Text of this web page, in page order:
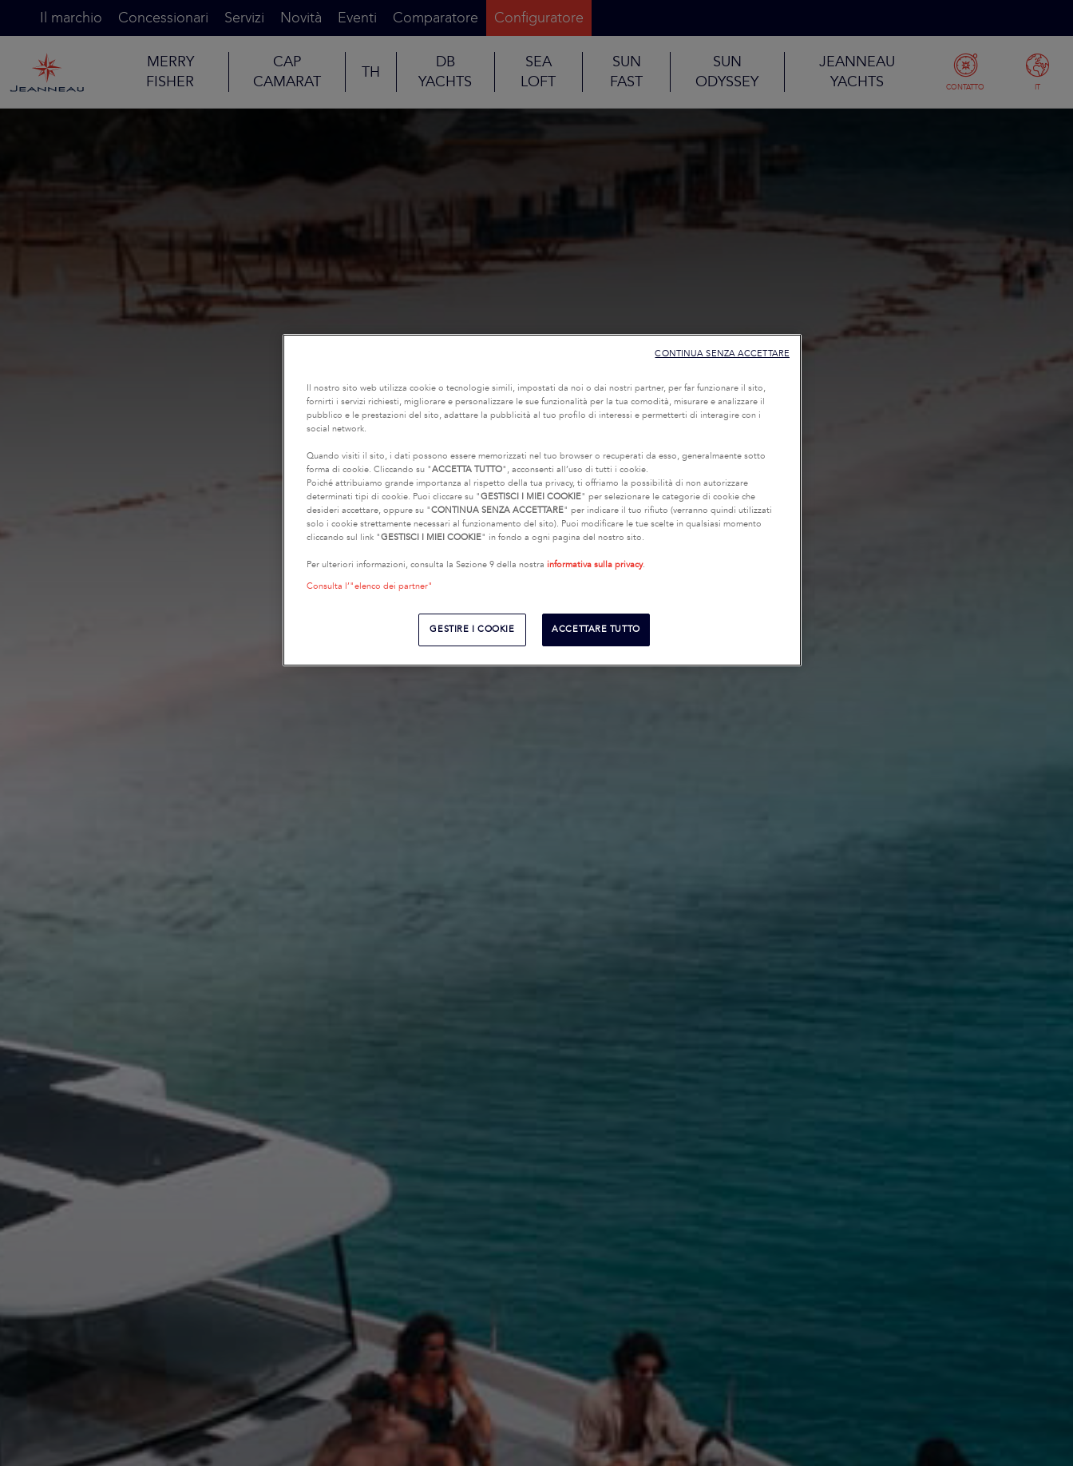
Il marchio Concessionari Servizi Novità Eventi Comparatore Configuratore
MERRY
FISHER
CAP
CAMARAT
TH
DB
YACHTS
SEA
LOFT
SUN
FAST
SUN
ODYSSEY
JEANNEAU
YACHTS
CONTATTO IT
Il nostro sito web utilizza cookie o tecnologie simili, impostati da noi o dai nostri partner, per far funzionare il sito,
fornirti i servizi richiesti, migliorare e personalizzare le sue funzionalità per la tua comodità, misurare e analizzare il
pubblico e le prestazioni del sito, adattare la pubblicità al tuo profilo di interessi e permetterti di interagire con i
social network.
Quando visiti il sito, i dati possono essere memorizzati nel tuo browser o recuperati da esso, generalmaente sotto
forma di cookie. Cliccando su "ACCETTA TUTTO", acconsenti all’uso di tutti i cookie.
Poiché attribuiamo grande importanza al rispetto della tua privacy, ti offriamo la possibilità di non autorizzare
determinati tipi di cookie. Puoi cliccare su "GESTISCI I MIEI COOKIE" per selezionare le categorie di cookie che
desideri accettare, oppure su "CONTINUA SENZA ACCETTARE" per indicare il tuo rifiuto (verranno quindi utilizzati
solo i cookie strettamente necessari al funzionamento del sito). Puoi modificare le tue scelte in qualsiasi momento
cliccando sul link "GESTISCI I MIEI COOKIE" in fondo a ogni pagina del nostro sito.
Per ulteriori informazioni, consulta la Sezione 9 della nostra informativa sulla privacy.
Consulta l’"elenco dei partner"
GESTIRE I COOKIE ACCETTARE TUTTO
CONTINUA SENZA ACCETTARE